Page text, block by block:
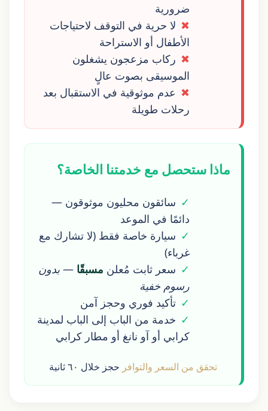
ضرورية
لا حرية في التوقف لاحتياجات
الأطفال أو الاستراحة
ركاب مزعجون يشغلون
الموسيقى بصوت عالٍ
عدم موثوقية في الاستقبال بعد
رحلات طويلة
ماذا ستحصل مع خدمتنا الخاصة؟
سائقون محليون موثوقون —
دائمًا في الموعد
سيارة خاصة فقط (لا تشارك مع
غرباء)
سعر ثابت مُعلن مسبقًا — بدون
رسوم خفية
تأكيد فوري وحجز آمن
خدمة من الباب إلى الباب لمدينة
كرابي أو آو نانغ أو مطار كرابي
تحقق من السعر والتوافر حجز خلال ٦٠ ثانية